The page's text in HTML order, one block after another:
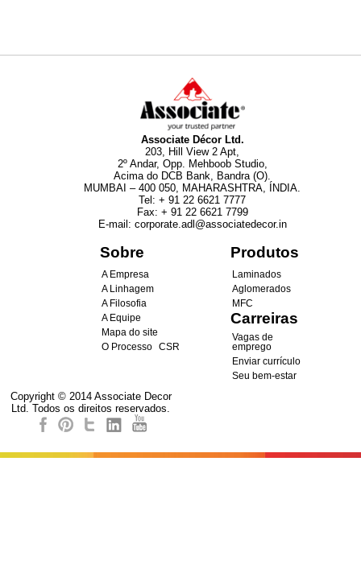
Associate Décor Ltd.
203, Hill View 2 Apt,
2º Andar, Opp. Mehboob Studio,
Acima do DCB Bank, Bandra (O).
MUMBAI – 400 050, MAHARASHTRA, ÍNDIA.
Tel :+ 91 22 6621 7777
Fax: + 91 22 6621 7799
E-mail : corporate.adl@associatedecor.in
Sobre
A Empresa
A Linhagem
A Filosofia
A Equipe
Mapa do site
O Processo
CSR
Produtos
Laminados
Aglomerados
MFC
Carreiras
Vagas de
emprego
Enviar currículo
Seu bem-estar
Copyright © 2014 Associate Decor
Ltd. Todos os direitos reservados.